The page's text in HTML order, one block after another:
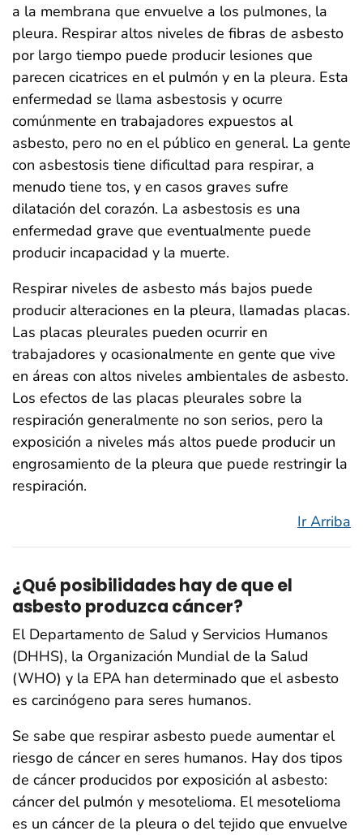
a la membrana que envuelve a los pulmones, la
pleura. Respirar altos niveles de fibras de asbesto
por largo tiempo puede producir lesiones que
parecen cicatrices en el pulmón y en la pleura. Esta
enfermedad se llama asbestosis y ocurre
comúnmente en trabajadores expuestos al
asbesto, pero no en el público en general. La gente
con asbestosis tiene dificultad para respirar, a
menudo tiene tos, y en casos graves sufre
dilatación del corazón. La asbestosis es una
enfermedad grave que eventualmente puede
producir incapacidad y la muerte.
Respirar niveles de asbesto más bajos puede
producir alteraciones en la pleura, llamadas placas.
Las placas pleurales pueden ocurrir en
trabajadores y ocasionalmente en gente que vive
en áreas con altos niveles ambientales de asbesto.
Los efectos de las placas pleurales sobre la
respiración generalmente no son serios, pero la
exposición a niveles más altos puede producir un
engrosamiento de la pleura que puede restringir la
respiración.
Ir Arriba
¿Qué posibilidades hay de que el
asbesto produzca cáncer?
El Departamento de Salud y Servicios Humanos
(DHHS), la Organización Mundial de la Salud
(WHO) y la EPA han determinado que el asbesto
es carcinógeno para seres humanos.
Se sabe que respirar asbesto puede aumentar el
riesgo de cáncer en seres humanos. Hay dos tipos
de cáncer producidos por exposición al asbesto:
cáncer del pulmón y mesotelioma. El mesotelioma
es un cáncer de la pleura o del tejido que envuelve